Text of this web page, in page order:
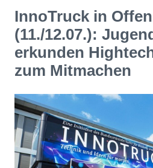
InnoTruck in
(11./12.07.):
erkunden
zum Mitmachen